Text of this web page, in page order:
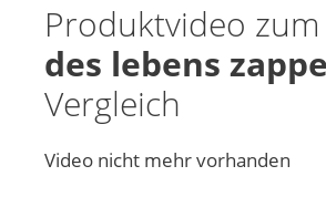
Produktvideo zum
des lebens
Vergleich
Video nicht mehr vorhanden